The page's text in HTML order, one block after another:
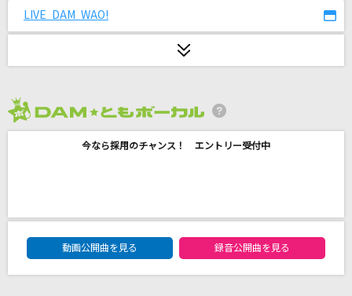
New Message
[生音]アゲハ蝶
On My Way [オン・マイ・ウェイ]
LIVE DAM WAO!
今なら採用のチャンス！ エントリー受付中
DAM★ともボーカルエントリーランキング
動画公開曲を見る
録音公開曲を見る